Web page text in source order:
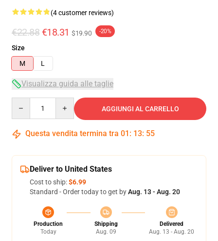
(4 customer reviews)
€22.88 €18.31 $19.90 -20%
Size
M
L
Visualizza guida alle taglie
AGGIUNGI AL CARRELLO
Questa vendita termina tra 01 : 13: 54
Deliver to United States
Cost to ship:$6.99
Standard - Order today to get byAug. 13 - Aug. 20
Production
Today
Shipping
Aug. 09
Delivered
Aug. 13 - Aug. 20